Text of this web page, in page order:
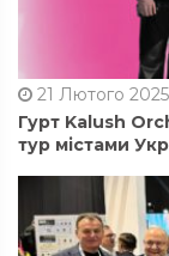
21 Лютого
Гурт Kalush
тур містами